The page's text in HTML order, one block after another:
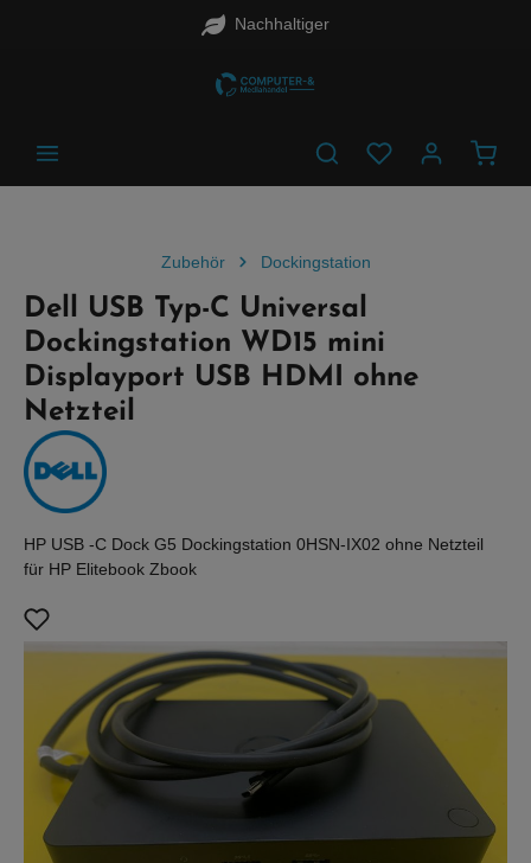
Nachhaltiger
Zubehör Dockingstation
Dell USB Typ-C Universal
Dockingstation WD15 mini
Displayport USB HDMI ohne
Netzteil
HP USB -C Dock G5 Dockingstation 0HSN-IX02 ohne Netzteil
für HP Elitebook Zbook
Bildergalerie überspringen